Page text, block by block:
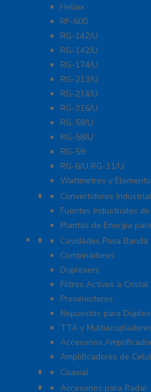
Heliax
RF-600
RG-142/U
RG-142/U
RG-174/U
RG-213/U
RG-214/U
RG-316/U
RG-58/U
RG-58/U
RG-59
RG-6/U RG-11/U
Wattmetros y
Energía
Convertidores
Fuentes Industriales de
Plantas de Energía
Filtros y Sistemas en
Cavidades Pasa Banda
Combinadores
Duplexers
Filtros Activos a Cristal
Preselectores
Repuestos para
TTA y
Accesorios
Amplificadores de
Protección Contra
Coaxial
Soluciones Marinas
Accesorios para Radar